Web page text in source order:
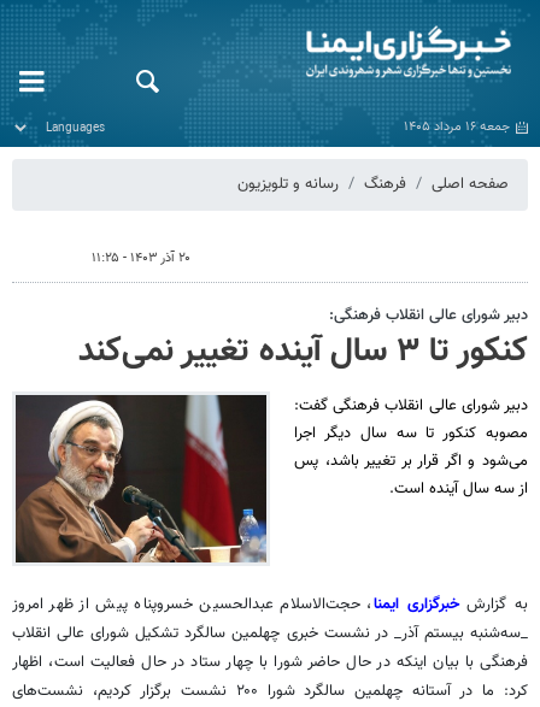
جمعه ۱۶ مرداد ۱۴۰۵
صفحه اصلی فرهنگ رسانه و تلویزیون
۲۰ آذر ۱۴۰۳ - ۱۱:۲۵
دبیر شورای عالی انقلاب فرهنگی:
کنکور تا ۳ سال آینده تغییر نمی‌کند
دبیر شورای عالی انقلاب فرهنگی گفت:
مصوبه کنکور تا سه سال دیگر اجرا
می‌شود و اگر قرار بر تغییر باشد، پس
از سه سال آینده است.
به گزارشخبرگزاری ایمنا، حجت‌الاسلام عبدالحسین خسروپناه پیش از ظهر امروز
_سه‌شنبه بیستم آذر_ در نشست خبری چهلمین سالگرد تشکیل شورای عالی انقلاب
فرهنگی با بیان اینکه در حال حاضر شورا با چهار ستاد در حال فعالیت است، اظهار
کرد: ما در آستانه چهلمین سالگرد شورا ۲۰۰ نشست برگزار کردیم، نشست‌های